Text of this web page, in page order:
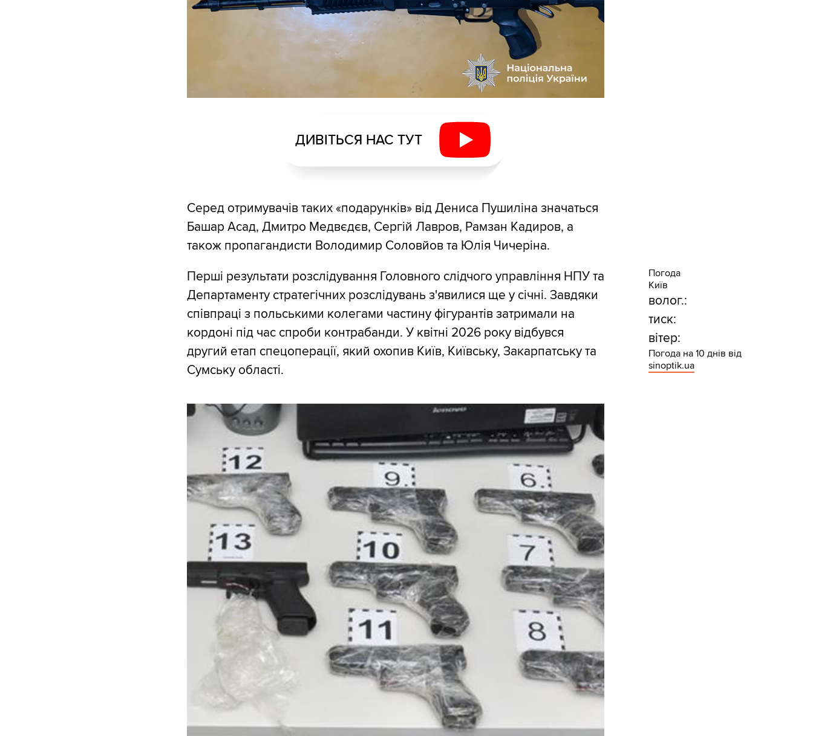
ДИВІТЬСЯ НАС ТУТ
Серед отримувачів таких «подарунків» від Дениса Пушиліна значаться
Башар Асад, Дмитро Медвєдєв, Сергій Лавров, Рамзан Кадиров, а
також пропагандисти Володимир Соловйов та Юлія Чичеріна.
Перші результати розслідування Головного слідчого управління НПУ та
Департаменту стратегічних розслідувань з'явилися ще у січні. Завдяки
співпраці з польськими колегами частину фігурантів затримали на
кордоні під час спроби контрабанди. У квітні 2026 року відбувся
другий етап спецоперації, який охопив Київ, Київську, Закарпатську та
Сумську області.
Погода
Київ
волог.:
тиск:
вітер:
Погода на 10 днів від
sinoptik.ua